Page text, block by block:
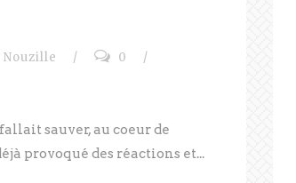
/ 0
/
sauver, au coeur de
provoqué des réactions et...